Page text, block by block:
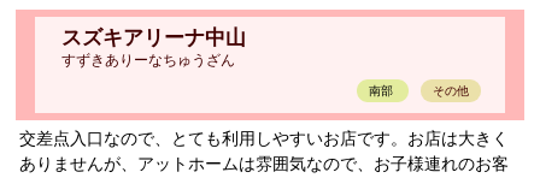
スズキアリーナ中山
すずきありーなちゅうざん
南部 その他
交差点入口なので、とても利用しやすいお店です。お店は大きく
ありませんが、アットホームは雰囲気なので、お子様連れのお客